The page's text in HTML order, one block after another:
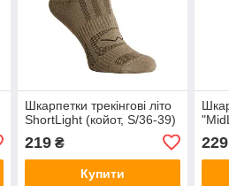
Шкарпетки трекінгові літо
ShortLight (койот, S/36-39)
219₴
Купити
229